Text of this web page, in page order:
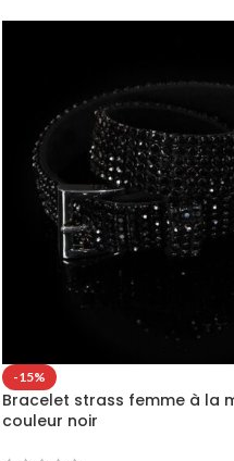
-15%
Bracelet strass femme à la
couleur noir